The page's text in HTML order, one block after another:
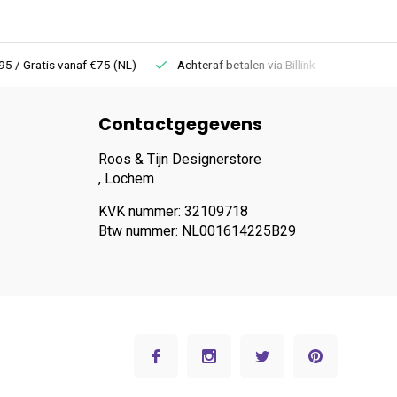
vanaf €75 (NL) Achteraf betalen via Billink
Contactgegevens
Roos & Tijn Designerstore
, Lochem
KVK nummer: 32109718
Btw nummer: NL001614225B29